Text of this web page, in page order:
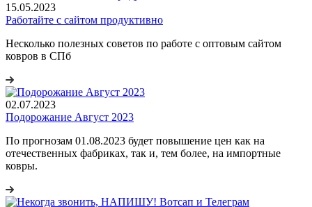
15.05.2023
Работайте с сайтом продуктивно
Несколько полезных советов по работе с оптовым сайтом
ковров в СПб
02.07.2023
Подорожание Август 2023
По прогнозам 01.08.2023 будет повышение цен как на
отечественных фабриках, так и, тем более, на импортные
ковры.